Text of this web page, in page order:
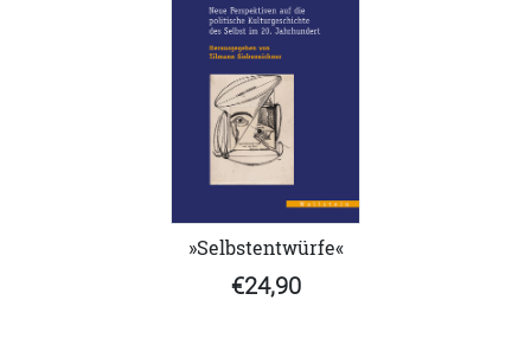
»Selbstentwürfe«
€24,90